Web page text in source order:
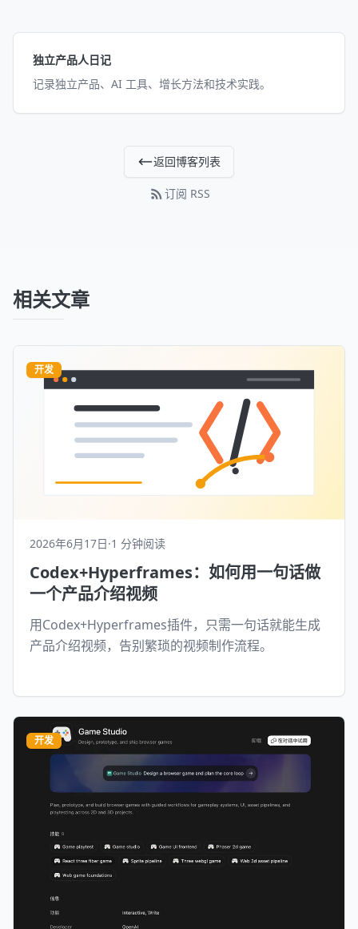
独立产品人日记
记录独立产品、AI 工具、增长方法和技术实践。
返回博客列表
订阅 RSS
相关文章
开发
2026年6月17日·1 分钟阅读
Codex+Hyperframes：如何用一句话做
一个产品介绍视频
用Codex+Hyperframes插件，只需一句话就能生成
产品介绍视频，告别繁琐的视频制作流程。
开发